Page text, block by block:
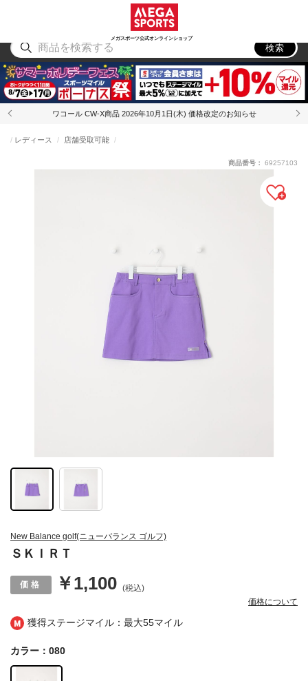
メガスポーツ公式オンラインショップ
アウトドア
検索
ワコール CW-X商品 2026年10月1日(木) 価格改定のお知らせ
獲得ステージマイル：最大55マイル
New Balance golf(ニューバランス ゴルフ)
ＳＫＩＲＴ
レディース 店舗受取可能
￥1,100 (税込)
価格について
商品番号： 69257103
カラー：080